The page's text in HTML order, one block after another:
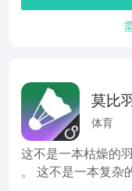
莫比
体育
这不是一本枯燥的
。 这不是一本复杂